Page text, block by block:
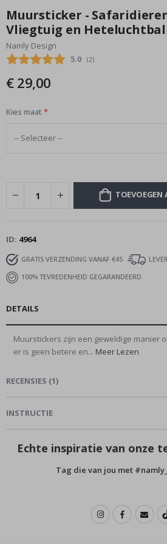
het
begin
van
de
gallerij
Muursticker -
Vliegtuig en
Namly Design
Gemiddelde
5.0 (aantal stemmen:
2)
€ 29,00
Kies maat
TOEVOEGEN
ID 4964
GRATIS VERZENDING VANAF €45
100% TEVREDENHEID GEGARANDEERD
DETAILS
Muurstickers zijn een geweldige manier
er is geen betere en... Meer Lezen
RECENSIES (1)
INSTRUCTIE
Echte inspiratie van onze
Tag die van jou met